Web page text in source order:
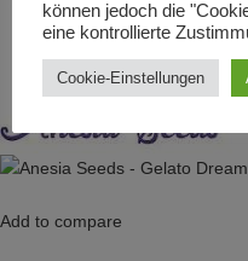
Add to compare
können jedoch die
eine kontrollierte
Cookie-Einstellungen